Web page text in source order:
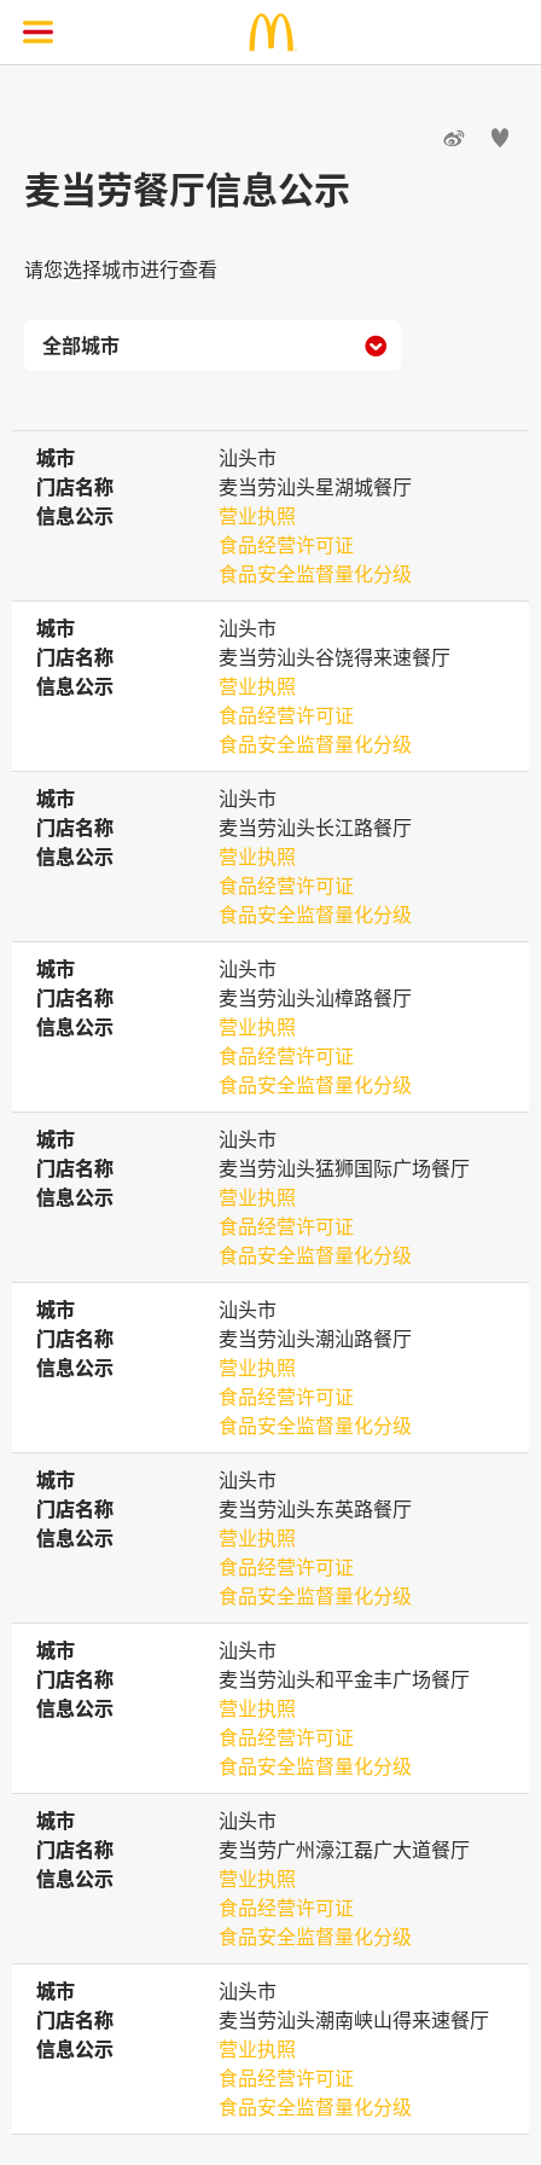
 
麦当劳餐厅信息公示
请您选择城市进行查看

城市
城市
汕头市
门店名称
门店名称
麦当劳汕头星湖城餐厅
信息公示
信息公示
营业执照
食品经营许可证
食品安全监督量化分级
城市
城市
汕头市
门店名称
门店名称
麦当劳汕头谷饶得来速餐厅
信息公示
信息公示
营业执照
食品经营许可证
食品安全监督量化分级
城市
城市
汕头市
门店名称
门店名称
麦当劳汕头长江路餐厅
信息公示
信息公示
营业执照
食品经营许可证
食品安全监督量化分级
城市
城市
汕头市
门店名称
门店名称
麦当劳汕头汕樟路餐厅
信息公示
信息公示
营业执照
食品经营许可证
食品安全监督量化分级
城市
城市
汕头市
门店名称
门店名称
麦当劳汕头猛狮国际广场餐厅
信息公示
信息公示
营业执照
食品经营许可证
食品安全监督量化分级
城市
城市
汕头市
门店名称
门店名称
麦当劳汕头潮汕路餐厅
信息公示
信息公示
营业执照
食品经营许可证
食品安全监督量化分级
城市
城市
汕头市
门店名称
门店名称
麦当劳汕头东英路餐厅
信息公示
信息公示
营业执照
食品经营许可证
食品安全监督量化分级
城市
城市
汕头市
门店名称
门店名称
麦当劳汕头和平金丰广场餐厅
信息公示
信息公示
营业执照
食品经营许可证
食品安全监督量化分级
城市
城市
汕头市
门店名称
门店名称
麦当劳广州濠江磊广大道餐厅
信息公示
信息公示
营业执照
食品经营许可证
食品安全监督量化分级
城市
城市
汕头市
门店名称
门店名称
麦当劳汕头潮南峡山得来速餐厅
信息公示
信息公示
营业执照
食品经营许可证
食品安全监督量化分级